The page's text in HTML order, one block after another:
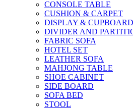
CONSOLE TABLE
CUSHION & CARPET
DISPLAY &
DIVIDER AND
FABRIC SOFA
HOTEL SET
LEATHER SOFA
MAHJONG TABLE
SHOE CABINET
SIDE BOARD
SOFA BED
STOOL